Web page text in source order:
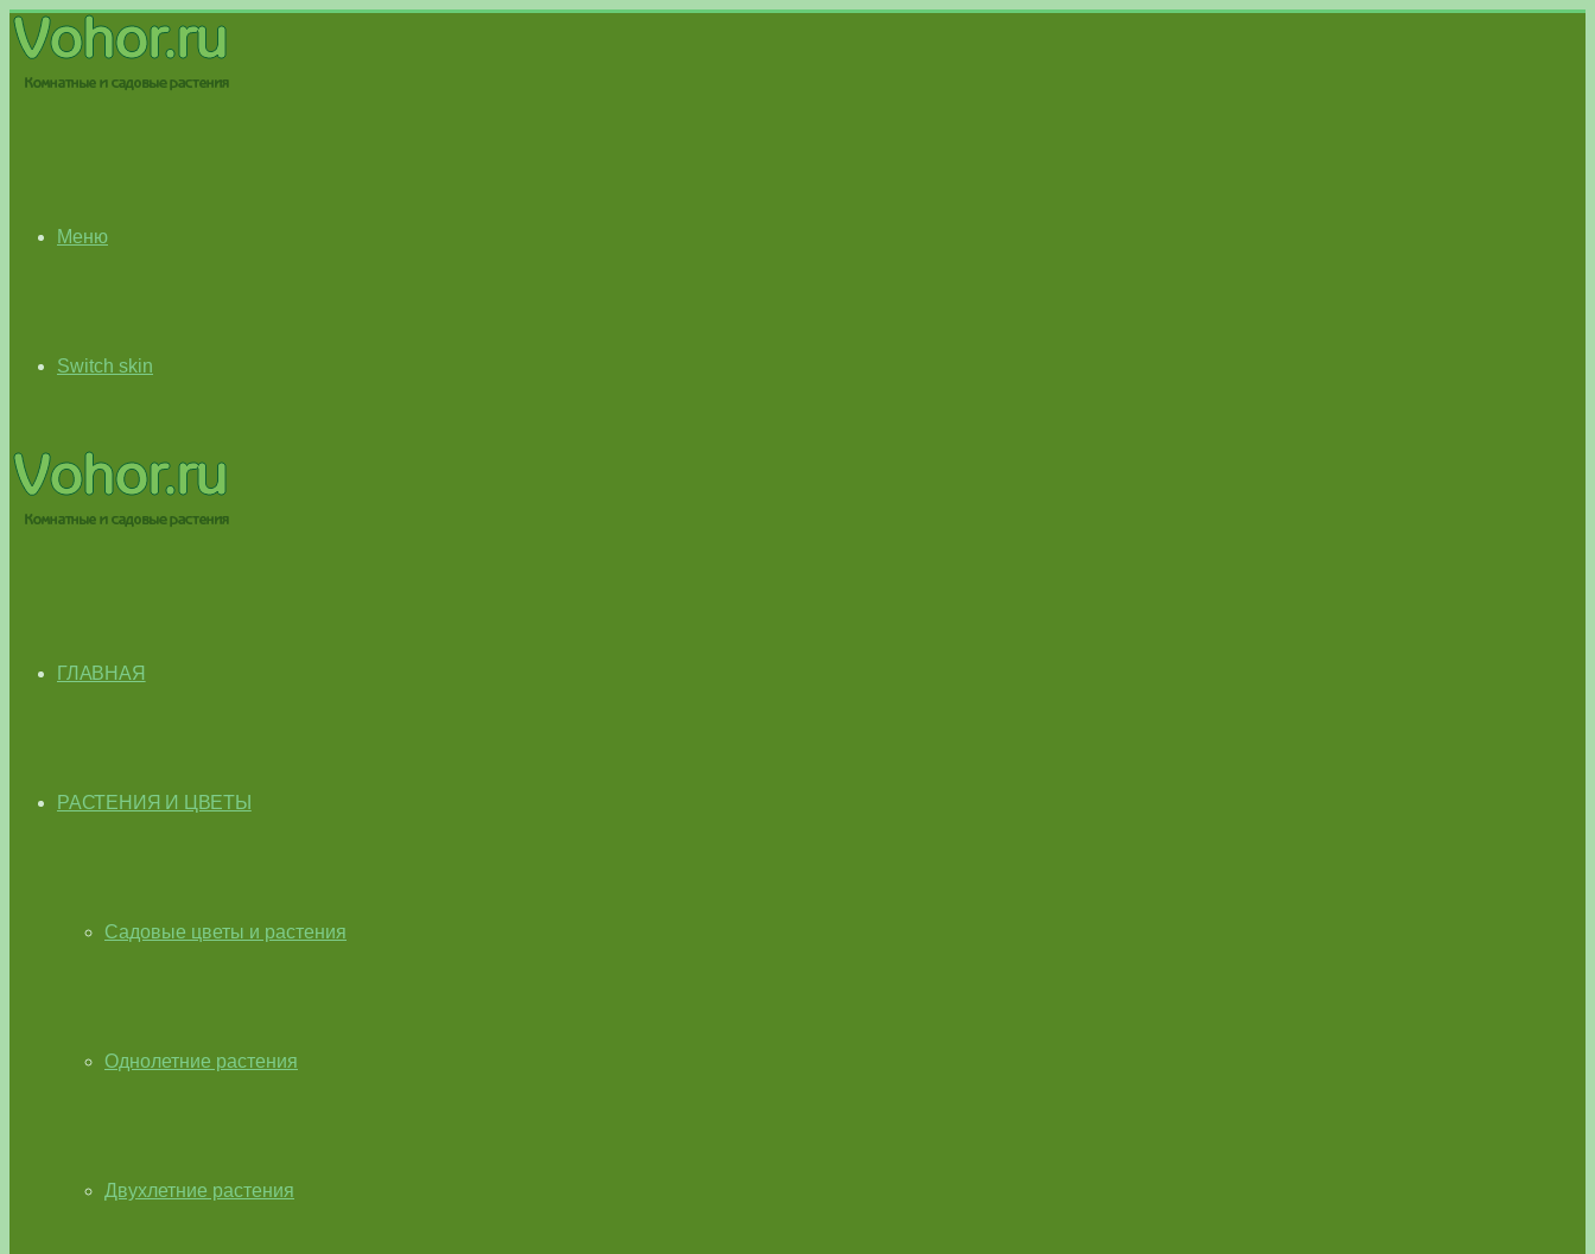
Меню
Switch skin
ГЛАВНАЯ
РАСТЕНИЯ И ЦВЕТЫ
Садовые цветы и растения
Однолетние растения
Двухлетние растения